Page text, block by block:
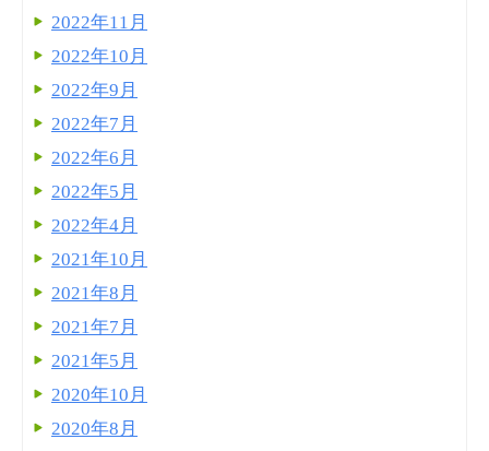
2022年11月
2022年10月
2022年9月
2022年7月
2022年6月
2022年5月
2022年4月
2021年10月
2021年8月
2021年7月
2021年5月
2020年10月
2020年8月